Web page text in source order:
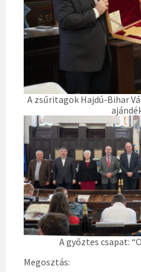
A zsűritagok Hajdú-Bihar
A győztes csapat:
Megosztás: